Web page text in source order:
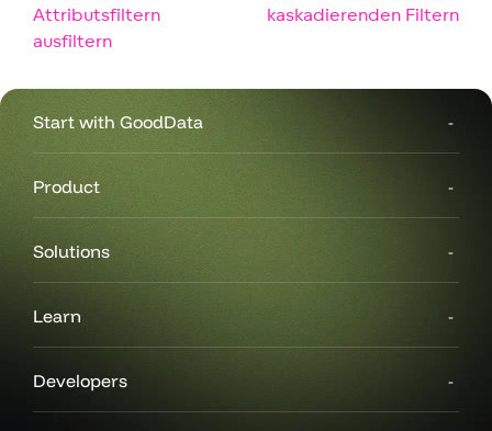
Attributsfiltern
ausfiltern
kaskadierenden Filtern
Start with GoodData
Product
Solutions
Learn
Developers